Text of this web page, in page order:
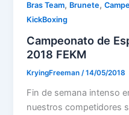
Bras Team, Brunete,
KickBoxing
Campeonato de
2018 FEKM
KryingFreeman /14/05/2018
Fin de semana intenso
nuestros competidores